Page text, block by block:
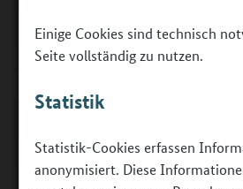
Einige Cookies sind technisch
Seite vollständig zu nutzen.
Statistik
Statistik-Cookies erfassen
anonymisiert. Diese